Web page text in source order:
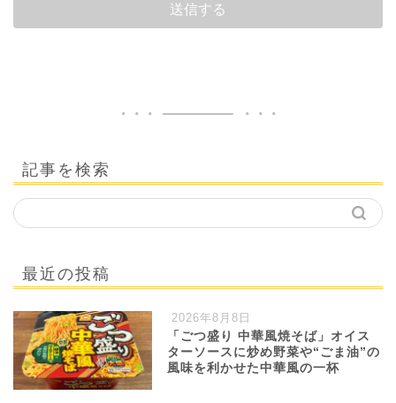
記事を検索
最近の投稿
2026年8月8日
「ごつ盛り 中華風焼そば」オイス
ターソースに炒め野菜や“ごま油”の
風味を利かせた中華風の一杯